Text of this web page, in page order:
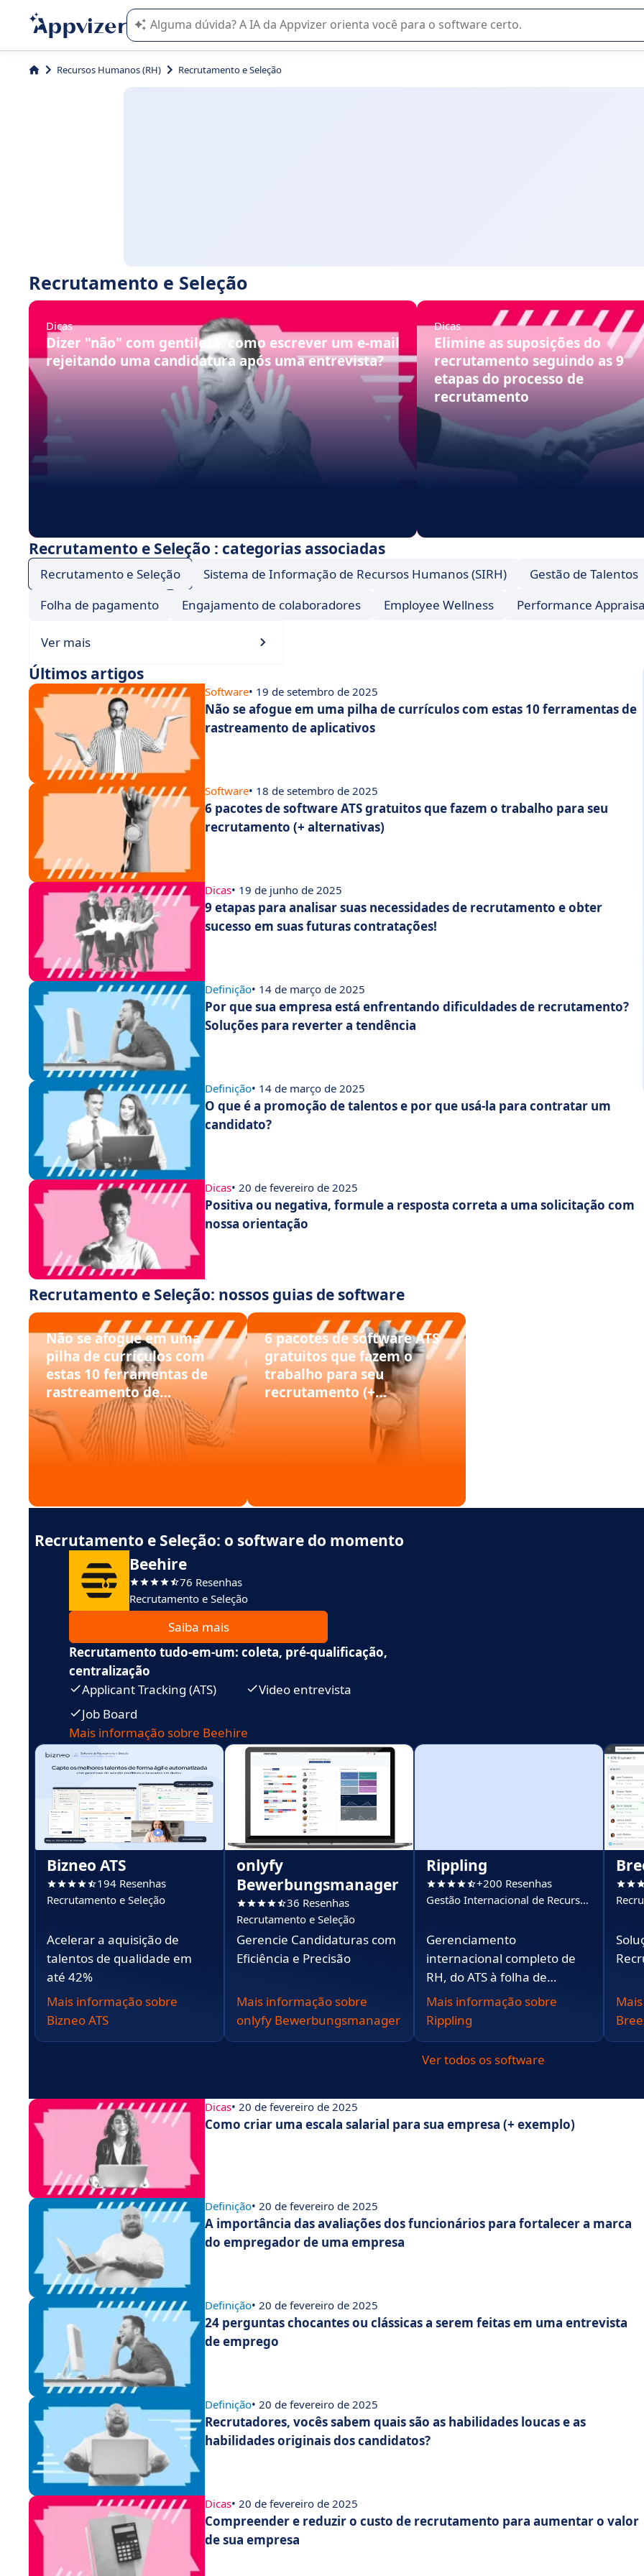
A IA do Appvizer o orienta no uso ou na seleção de software SaaS para sua empresa.
Recursos Humanos (RH) Recrutamento e Seleção
Recrutamento e Seleção
Dicas
Dizer "não" com gentileza: como escrever um e-mail
rejeitando uma candidatura após uma entrevista?
Dicas
Elimine as suposições do
recrutamento seguindo as 9
etapas do processo de
recrutamento
Recrutamento e Seleção : categorias associadas
Recrutamento e Seleção Sistema de Informação de Recursos Humanos (SIRH) Gestão de Talentos
Folha de pagamento
Engajamento de colaboradores Employee Wellness Performance
Ver mais
Últimos artigos
Software• 19 de setembro de 2025
Não se afogue em uma pilha de currículos com estas 10 ferramentas de
rastreamento de aplicativos
Software• 18 de setembro de 2025
6 pacotes de software ATS gratuitos que fazem o trabalho para seu
recrutamento (+ alternativas)
Dicas• 19 de junho de 2025
9 etapas para analisar suas necessidades de recrutamento e obter
sucesso em suas futuras contratações!
Definição• 14 de março de 2025
Por que sua empresa está enfrentando dificuldades de recrutamento?
Soluções para reverter a tendência
Definição• 14 de março de 2025
O que é a promoção de talentos e por que usá-la para contratar um
candidato?
Dicas• 20 de fevereiro de 2025
Positiva ou negativa, formule a resposta correta a uma solicitação com
nossa orientação
Recrutamento e Seleção: nossos guias de software
Não se afogue em uma
pilha de currículos com
estas 10 ferramentas de
rastreamento de
aplicativos
6 pacotes de software ATS
gratuitos que fazem o
trabalho para seu
recrutamento (+
Recrutamento e Seleção: o software do momento
Beehire
76 Resenhas
Recrutamento e Seleção
Saiba mais
Recrutamento tudo-em-um: coleta, pré-qualificação,
centralização
Applicant Tracking (ATS)
Video entrevista
Job Board
Mais informação sobre Beehire
Bizneo ATS
194 Resenhas
Recrutamento e Seleção
Acelerar a aquisição de
talentos de qualidade em
até 42%
Mais informação sobre
Bizneo ATS
onlyfy
Bewerbungsmanager
36 Resenhas
Recrutamento e Seleção
Gerencie Candidaturas com
Eficiência e Precisão
Mais informação sobre
onlyfy Bewerbungsmanager
Rippling
+200 Resenhas
Gestão Internacional de Recursos
Gerenciamento
internacional completo de
RH, do ATS à folha de
pagamento
Mais informação sobre
Rippling
Ver todos os software
Dicas• 20 de fevereiro de 2025
Como criar uma escala salarial para sua empresa (+ exemplo)
Definição• 20 de fevereiro de 2025
A importância das avaliações dos funcionários para fortalecer a marca
do empregador de uma empresa
Definição• 20 de fevereiro de 2025
24 perguntas chocantes ou clássicas a serem feitas em uma entrevista
de emprego
Definição• 20 de fevereiro de 2025
Recrutadores, vocês sabem quais são as habilidades loucas e as
habilidades originais dos candidatos?
Dicas• 20 de fevereiro de 2025
Compreender e reduzir o custo de recrutamento para aumentar o valor
de sua empresa